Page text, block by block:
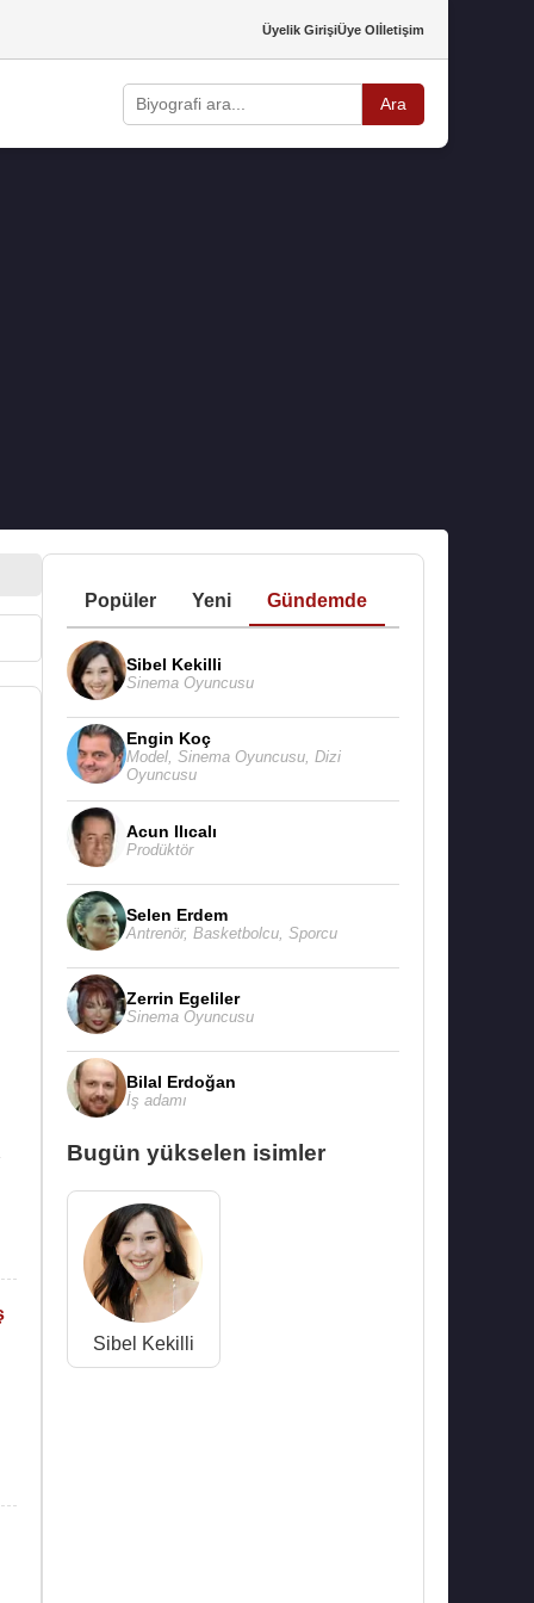
Üyelik GirişiÜye Olİletişim
Ara
Popüler Yeni Gündemde
Sibel Kekilli
Sinema Oyuncusu
Engin Koç
Model, Sinema Oyuncusu, Dizi
Oyuncusu
Acun Ilıcalı
Prodüktör
Selen Erdem
Antrenör, Basketbolcu, Sporcu
Zerrin Egeliler
Sinema Oyuncusu
Bilal Erdoğan
İş adamı
Bugün yükselen isimler
Sibel Kekilli